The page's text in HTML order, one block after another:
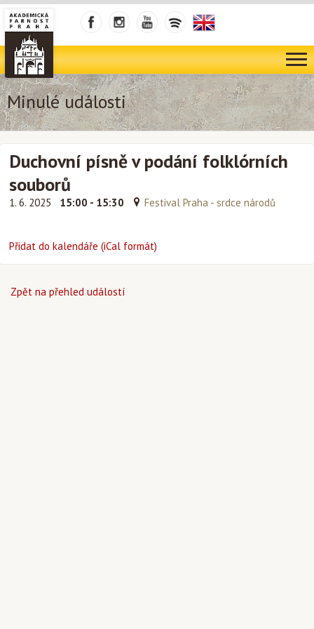
Minulé události
Duchovní písně v podání folklórních
souborů
1. 6. 2025 15:00 - 15:30 Festival Praha - srdce národů
Přidat do kalendáře (iCal formát)
Zpět na přehled událostí